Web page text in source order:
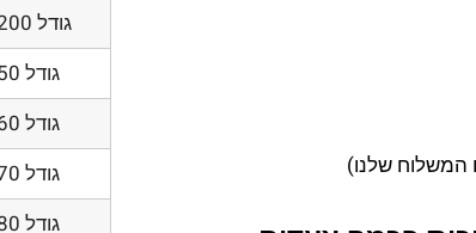
המשלוח שלנו)
גודל 100/200
גודל 50/50
גודל 60/60
גודל 70/70
גודל 80/80